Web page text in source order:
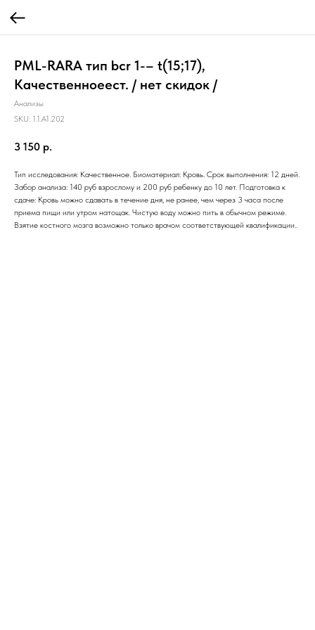
PML-RARA тип bcr 1-– t(15;17),
Качественноеест. / нет скидок /
Анализы
SKU: 1.1.A1.202
3 150 р.
Тип исследования: Качественное. Биоматериал: Кровь. Срок выполнения: 12 дней.
Забор анализа: 140 руб взрослому и 200 руб ребенку до 10 лет. Подготовка к
сдаче: Кровь можно сдавать в течение дня, не ранее, чем через 3 часа после
приема пищи или утром натощак. Чистую воду можно пить в обычном режиме.
Взятие костного мозга возможно только врачом соответствующей квалификации..